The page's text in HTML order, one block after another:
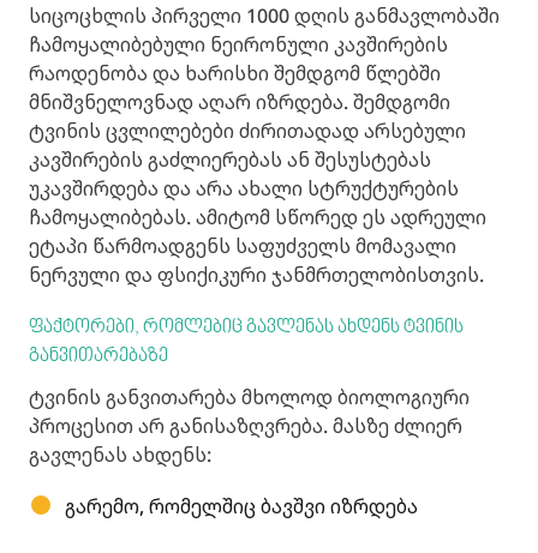
სიცოცხლის პირველი 1000 დღის განმავლობაში
ჩამოყალიბებული ნეირონული კავშირების
რაოდენობა და ხარისხი შემდგომ წლებში
მნიშვნელოვნად აღარ იზრდება. შემდგომი
ტვინის ცვლილებები ძირითადად არსებული
კავშირების გაძლიერებას ან შესუსტებას
უკავშირდება და არა ახალი სტრუქტურების
ჩამოყალიბებას. ამიტომ სწორედ ეს ადრეული
ეტაპი წარმოადგენს საფუძველს მომავალი
ნერვული და ფსიქიკური ჯანმრთელობისთვის.
ფაქტორები, რომლებიც გავლენას ახდენს ტვინის
განვითარებაზე
ტვინის განვითარება მხოლოდ ბიოლოგიური
პროცესით არ განისაზღვრება. მასზე ძლიერ
გავლენას ახდენს:
გარემო, რომელშიც ბავშვი იზრდება